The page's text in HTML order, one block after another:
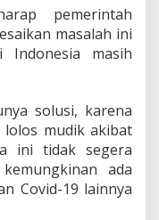
pemerintah
masalah ini
Indonesia masih
solusi, karena
mudik akibat
ini tidak segera
ada
Covid-19 lainnya